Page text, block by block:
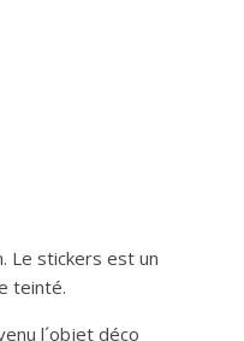
Le stickers est un
teinté.
l´objet déco